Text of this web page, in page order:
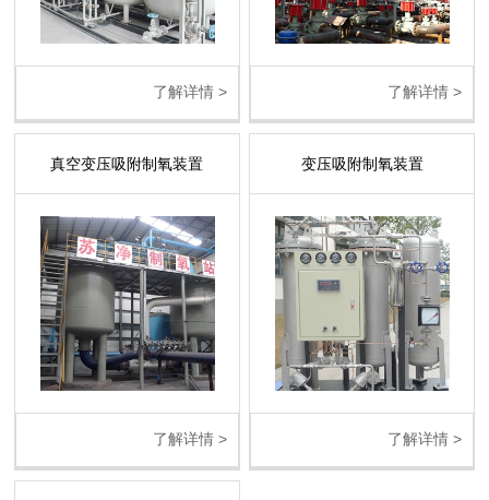
了解详情 > 了解详情 >
真空变压吸附制氧装置
了解详情 >
变压吸附制氧装置
了解详情 >